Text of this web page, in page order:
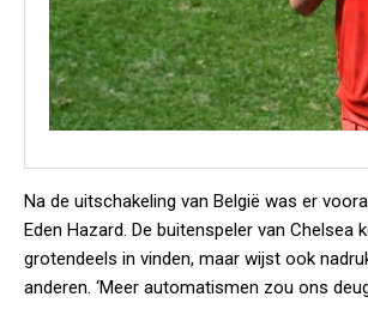
Na de uitschakeling van België was er
Eden Hazard. De buitenspeler van Chelsea
grotendeels in vinden, maar wijst ook
anderen. ‘Meer automatismen zou ons